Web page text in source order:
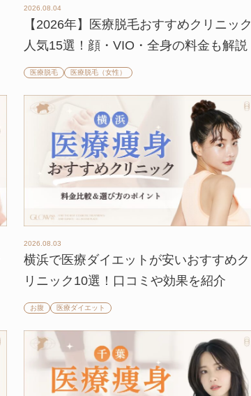
2026.08.04
【2026年】医療脱毛おすすめクリニック
人気15選！顔・VIO・全身の料金も解説
医療脱毛 医療脱毛（女性）
2026.08.03
横浜で医療ダイエットが安いおすすめク
リニック10選！口コミや効果を紹介
お腹 医療ダイエット